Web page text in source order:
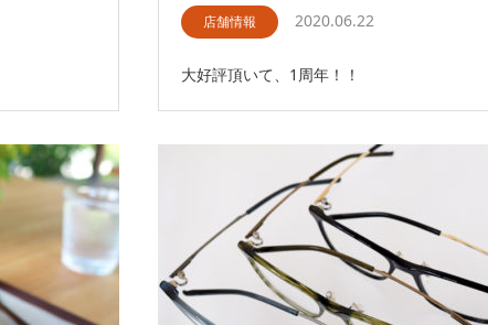
店舗情報 2020.06.22
大好評頂いて、1周年！！